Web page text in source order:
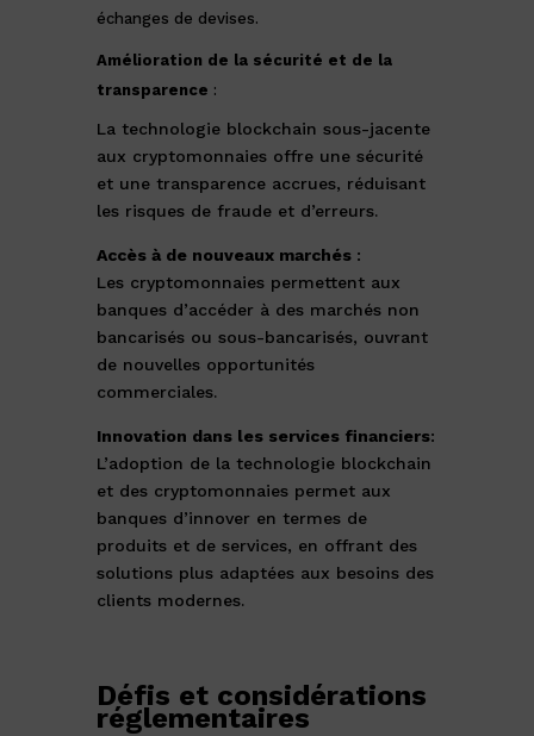
échanges de devises.
Amélioration de la sécurité et de la
transparence :
La technologie blockchain sous-jacente
aux cryptomonnaies offre une sécurité
et une transparence accrues, réduisant
les risques de fraude et d’erreurs.
Accès à de nouveaux marchés :
Les cryptomonnaies permettent aux
banques d’accéder à des marchés non
bancarisés ou sous-bancarisés, ouvrant
de nouvelles opportunités
commerciales.
Innovation dans les services financiers:
L’adoption de la technologie blockchain
et des cryptomonnaies permet aux
banques d’innover en termes de
produits et de services, en offrant des
solutions plus adaptées aux besoins des
clients modernes.
Défis et considérations
réglementaires